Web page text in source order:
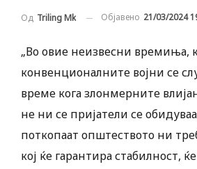
Од Triling Mk Објавено 21/03/2024
„Во овие неизвесни времиња,
конвенционалните војни се
време кога злонмерните
не ни се пријатели се
поткопаат општеството ни
кој ќе гарантира стабилност,